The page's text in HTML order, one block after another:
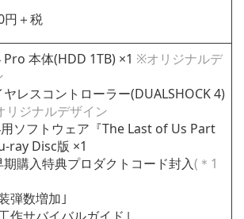
円＋税
Pro 本体(HDD 1TB) ×1 ※オリジナルデ
ヤレスコントローラー(DUALSHOCK 4)
リジナルデザイン
用ソフトウェア『The Last of Us Part
ray Disc版 ×1
購入特典プロダクトコード封入(＊1
数増加｣